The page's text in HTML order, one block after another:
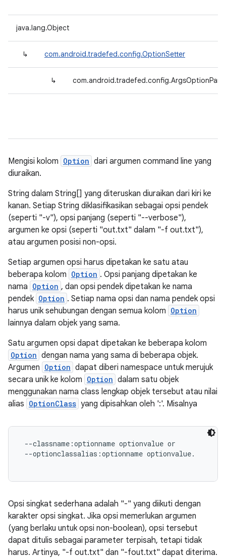
java.lang.Object
↳ com.android.tradefed.config.OptionSetter
↳
Mengisi kolom Option dari argumen command line yang
diuraikan.
String dalam String[] yang diteruskan diuraikan dari kiri ke
kanan. Setiap String diklasifikasikan sebagai opsi pendek
(seperti "-v"), opsi panjang (seperti "--verbose"),
argumen ke opsi (seperti "out.txt" dalam "-f out.txt"),
atau argumen posisi non-opsi.
Setiap argumen opsi harus dipetakan ke satu atau
beberapa kolom Option . Opsi panjang dipetakan ke
nama Option , dan opsi pendek dipetakan ke nama
pendek Option . Setiap nama opsi dan nama pendek opsi
harus unik sehubungan dengan semua kolom Option
lainnya dalam objek yang sama.
Satu argumen opsi dapat dipetakan ke beberapa kolom
Option dengan nama yang sama di beberapa objek.
Argumen Option dapat diberi namespace untuk merujuk
secara unik ke kolom Option dalam satu objek
menggunakan nama class lengkap objek tersebut atau nilai
alias OptionClass yang dipisahkan oleh ':'. Misalnya
--classname:optionname optionvalue or
--optionclassalias:optionname optionvalue.
Opsi singkat sederhana adalah "-" yang diikuti dengan
karakter opsi singkat. Jika opsi memerlukan argumen
(yang berlaku untuk opsi non-boolean), opsi tersebut
dapat ditulis sebagai parameter terpisah, tetapi tidak
harus. Artinya, "-f out.txt" dan "-fout.txt" dapat diterima.